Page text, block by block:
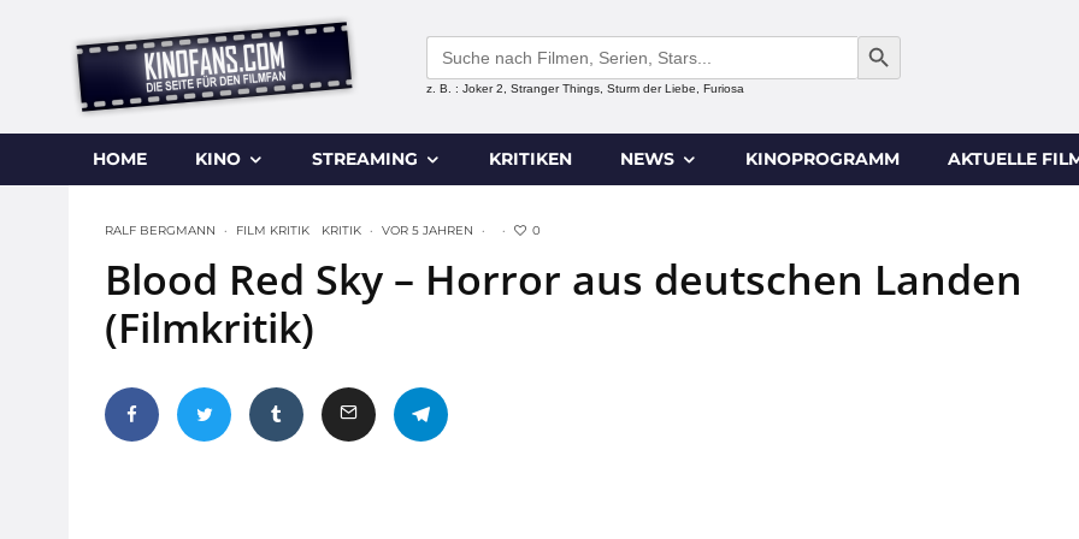
Search
for:
SEARCH BUTTON
z. B. : Joker 2, Stranger Things, Sturm der Liebe, Furiosa
HOME KINO STREAMING KRITIKEN NEWS KINOPROGRAMM AKTUELLE
RALF BERGMANN · FILM KRITIK KRITIK · VOR 5 JAHREN · · 0
Blood Red Sky – Horror aus deutschen Landen
(Filmkritik)